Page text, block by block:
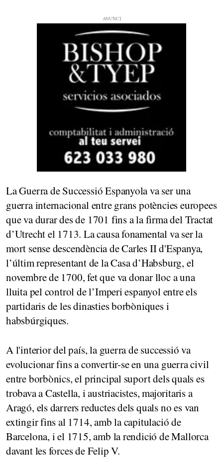
La Guerra de Successió Espanyola va ser una
guerra internacional entre grans potències europees
que va durar des de 1701 fins a la firma del Tractat
d’Utrecht el 1713. La causa fonamental va ser la
mort sense descendència de Carles II d'Espanya,
l’últim representant de la Casa d’Habsburg, el
novembre de 1700, fet que va donar lloc a una
lluita pel control de l’Imperi espanyol entre els
partidaris de les dinasties borbòniques i
habsbúrgiques.
A l'interior del país, la guerra de successió va
evolucionar fins a convertir-se en una guerra civil
entre borbònics, el principal suport dels quals es
trobava a Castella, i austriacistes, majoritaris a
Aragó, els darrers reductes dels quals no es van
extingir fins al 1714, amb la capitulació de
Barcelona, i el 1715, amb la rendició de Mallorca
davant les forces de Felip V.